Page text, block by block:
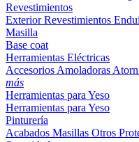
Revestimientos
ExteriorRevestimientos
Masilla
Base coat
Herramientas Eléctricas
Accesorios Amoladoras
más
Herramientas para Yeso
Herramientas para Yeso
Pinturería
Acabados Masillas Otros